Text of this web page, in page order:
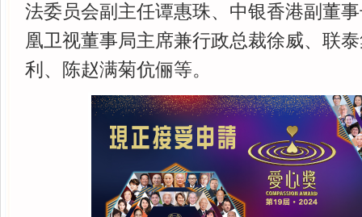
法委员会副主任谭惠珠、中银香港副董
凰卫视董事局主席兼行政总裁徐威、联
利、陈赵满菊伉俪等。